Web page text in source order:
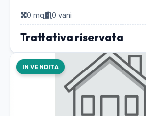
un paese tranquillo dell'Abruzzo, ad
0 mq
0 vani
Trattativa riservata
IN VENDITA